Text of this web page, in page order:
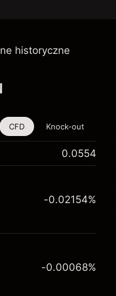
historyczne
jest dostępny do
knock-out
CFD Knock-out
0.0554
-0.02154%
-0.00068%